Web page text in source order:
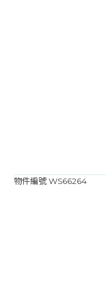
物件編號 WS66264